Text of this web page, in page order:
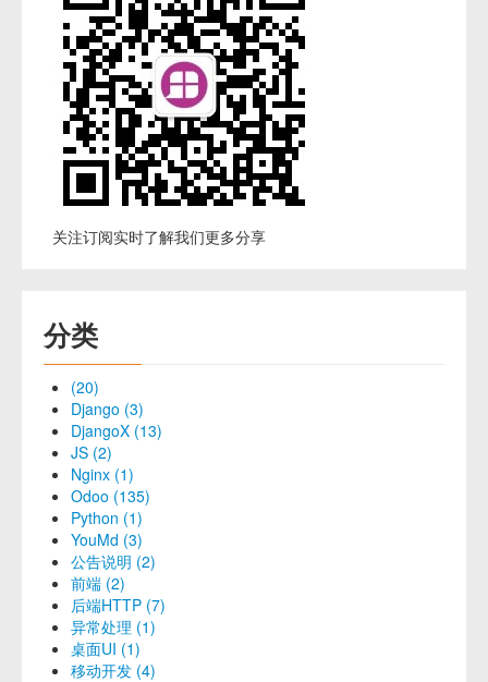
关注订阅实时了解我们更多分享
分类
(20)
Django (3)
DjangoX (13)
JS (2)
Nginx (1)
Odoo (135)
Python (1)
YouMd (3)
公告说明 (2)
前端 (2)
后端HTTP (7)
异常处理 (1)
桌面UI (1)
移动开发 (4)